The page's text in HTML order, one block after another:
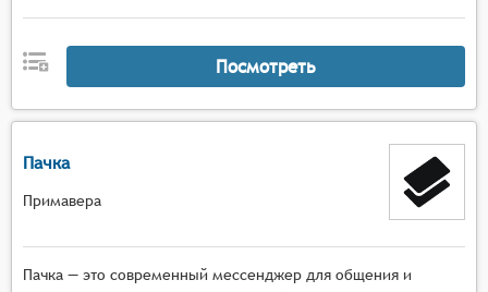
Посмотреть
Пачка
Примавера
Пачка — это современный мессенджер для общения и